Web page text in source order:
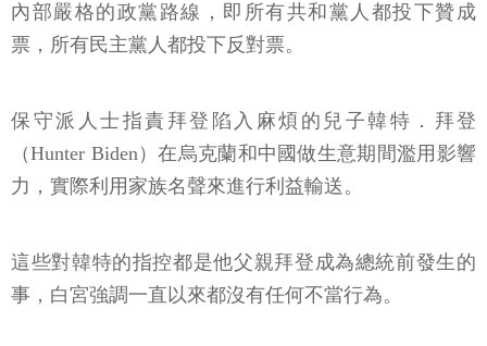
內部嚴格的政黨路線，即所有共和黨人都投下贊成
票，所有民主黨人都投下反對票。
保守派人士指責拜登陷入麻煩的兒子韓特．拜登
（Hunter Biden）在烏克蘭和中國做生意期間濫用影響
力，實際利用家族名聲來進行利益輸送。
這些對韓特的指控都是他父親拜登成為總統前發生的
事，白宮強調一直以來都沒有任何不當行為。